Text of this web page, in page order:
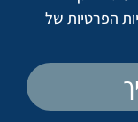
בהדרגה החל
כבר בשלבי הריפוי
הפרטיות של